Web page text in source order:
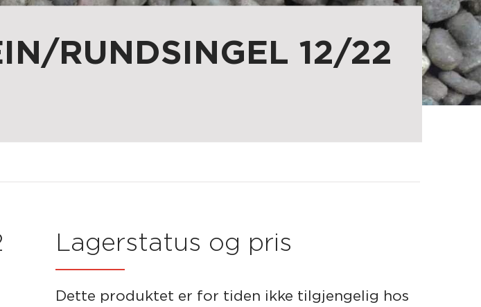
RUNDSINGEL 12/22
Lagerstatus og pris
Dette produktet er for tiden ikke tilgjengelig hos